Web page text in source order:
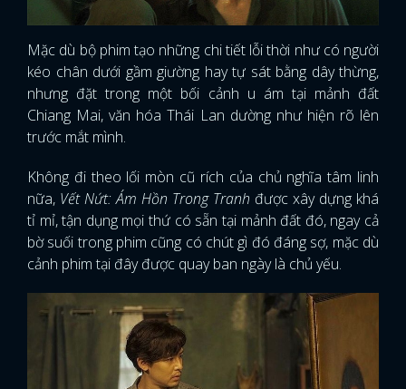
Mặc dù bộ phim tạo những chi tiết lỗi thời như có người
kéo chân dưới gầm giường hay tự sát bằng dây thừng,
nhưng đặt trong một bối cảnh u ám tại mảnh đất
Chiang Mai, văn hóa Thái Lan dường như hiện rõ lên
trước mắt mình.
Không đi theo lối mòn cũ rích của chủ nghĩa tâm linh
nữa, Vết Nứt: Ám Hồn Trong Tranh được xây dựng khá
tỉ mỉ, tận dụng mọi thứ có sẵn tại mảnh đất đó, ngay cả
bờ suối trong phim cũng có chút gì đó đáng sợ, mặc dù
cảnh phim tại đây được quay ban ngày là chủ yếu.